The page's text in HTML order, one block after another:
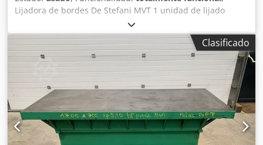
Lijadora de bordes De Stefani MVT 1 unidad de lijado
Altura máxima de la pieza: 100 mm Motor de la unidad de
lijado: 2,5 kW Unidad de lijado con sistema de autoafilado
Ajuste manual de la unidad de lijado Credpfsznu D Rsx
Anusf Ajuste manual del ángulo de la unidad Unidad de
lijado con oscilación Velocidad de avance regulable
mediante variador Motor de avance de 0,74 kW
Clasificado